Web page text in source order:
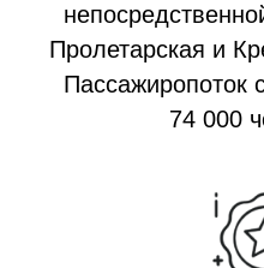
Пролетарская и
Пассажиропоток
74 000